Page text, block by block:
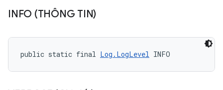
INFO (THÔNG TIN)
public static final Log.LogLevel INFO